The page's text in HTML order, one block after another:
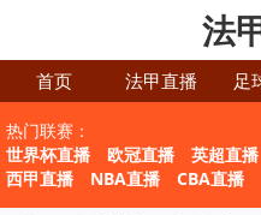
法
首页 法甲直播 足
热门联赛：
世界杯直播
欧冠直播 英超直播
西甲直播
NBA直播 CBA直播